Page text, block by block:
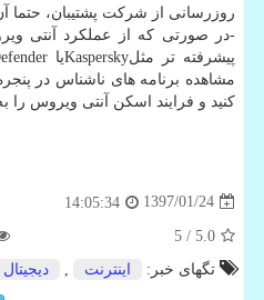
روزرسانی از شركت پشتیبان، حتما
-در صورتی كه از عملكرد آنتی
كنید و فرایند اسكن آنتی ویروس
1397/01/24
14:05:34
5.0
/ 5
تگهای خبر:
اینترنت دیجیتال